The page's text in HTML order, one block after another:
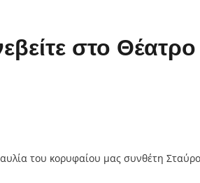
στο Θέατρο
του κορυφαίου μας συνθέτη